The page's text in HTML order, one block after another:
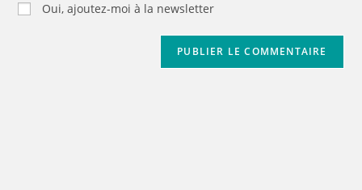
Oui, ajoutez-moi à la newsletter